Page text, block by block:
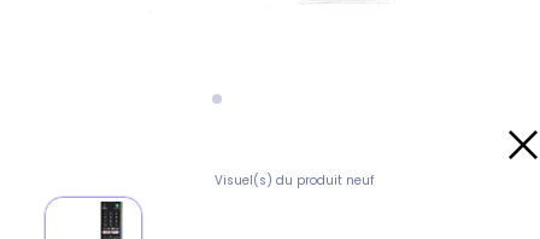
Visuel(s) du produit neuf